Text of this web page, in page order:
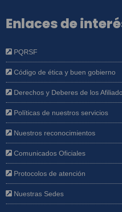
Enlaces de
PQRSF
Código de ética y buen gobierno
Derechos y Deberes de los
Políticas de nuestros servicios
Nuestros reconocimientos
Comunicados Oficiales
Protocolos de atención
Nuestras Sedes